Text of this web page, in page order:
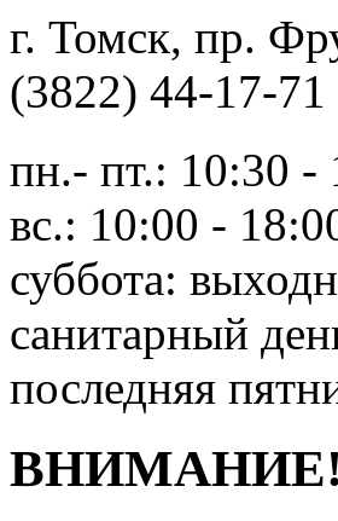
г. Томск, пр.
(3822) 44-17-71
пн.- пт.: 10:30 -
вс.: 10:00 -
суббота:
санитарный
последняя
ВНИМАНИЕ!